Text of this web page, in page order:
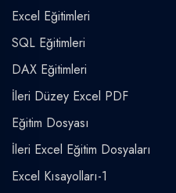
Excel Eğitimleri
SQL Eğitimleri
DAX Eğitimleri
İleri Düzey Excel PDF
Eğitim Dosyası
İleri Excel Eğitim Dosyaları
Excel Kısayolları-1